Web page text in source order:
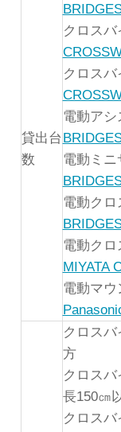
貸出台
数
クロス
クロス
電動ア
電動ミ
電動ク
電動ク
MIYATA
電動マ
クロス
方
クロス
長150㎝
クロス